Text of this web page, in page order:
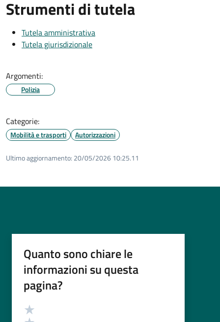
Strumenti di tutela
Tutela amministrativa
Tutela giurisdizionale
Argomenti:
Polizia
Categorie:
Mobilità e trasporti Autorizzazioni
Ultimo aggiornamento: 20/05/2026 10:25.11
Quanto sono chiare le
informazioni su questa
pagina?
Valutazione